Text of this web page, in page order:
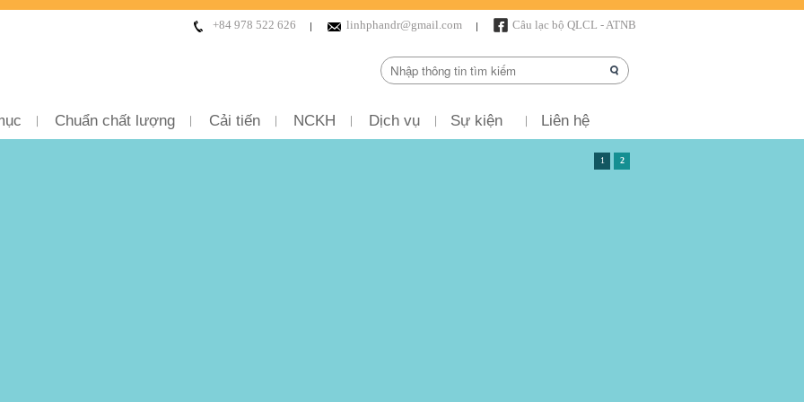
Câu lạc bộ QLCL - ATNB
linhphandr@gmail.com
+84 978 522 626
Chuẩn chất lượng Cải tiến NCKH Dịch vụ Sự kiện Liên hệ
1 2